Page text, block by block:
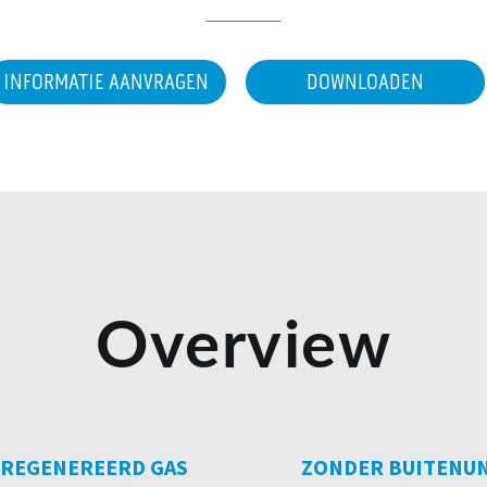
INFORMATIE AANVRAGEN DOWNLOADEN
Overview
GAS ZONDER